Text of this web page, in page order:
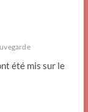
été mis sur le